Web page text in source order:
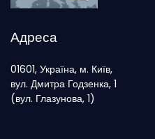
Адреса
01601, Україна, м. Київ,
вул. Дмитра Годзенка, 1
(вул. Глазунова, 1)